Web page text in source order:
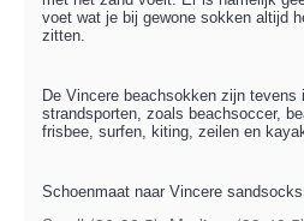
voet wat je bij gewone sokken altijd
zitten.
De Vincere beachsokken zijn tevens
strandsporten, zoals beachsoccer,
frisbee, surfen, kiting, zeilen en
Schoenmaat naar Vincere